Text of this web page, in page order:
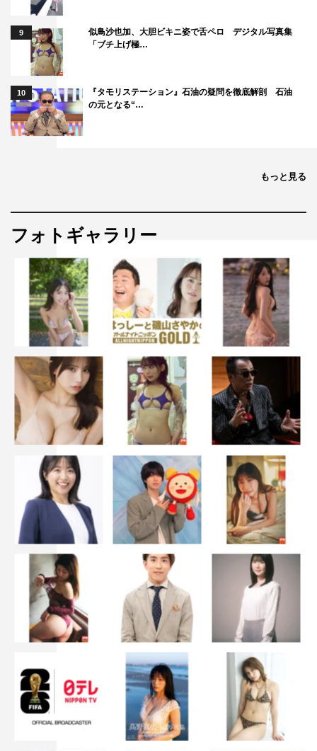
9
似鳥沙也加、大胆ビキニ姿で舌ペロ デジタル写真集
「ブチ上げ極…
10
『タモリステーション』石油の疑問を徹底解剖 石油
の元となる“…
もっと見る
フォトギャラリー